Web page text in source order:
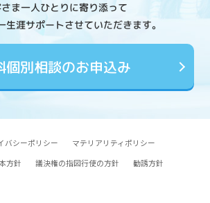
ま一人ひとりに寄り添って
生涯サポートさせていただきます。
個別相談のお申込み
バシーポリシー
マテリアリティポリシー
方針
議決権の指図行使の方針
勧誘方針